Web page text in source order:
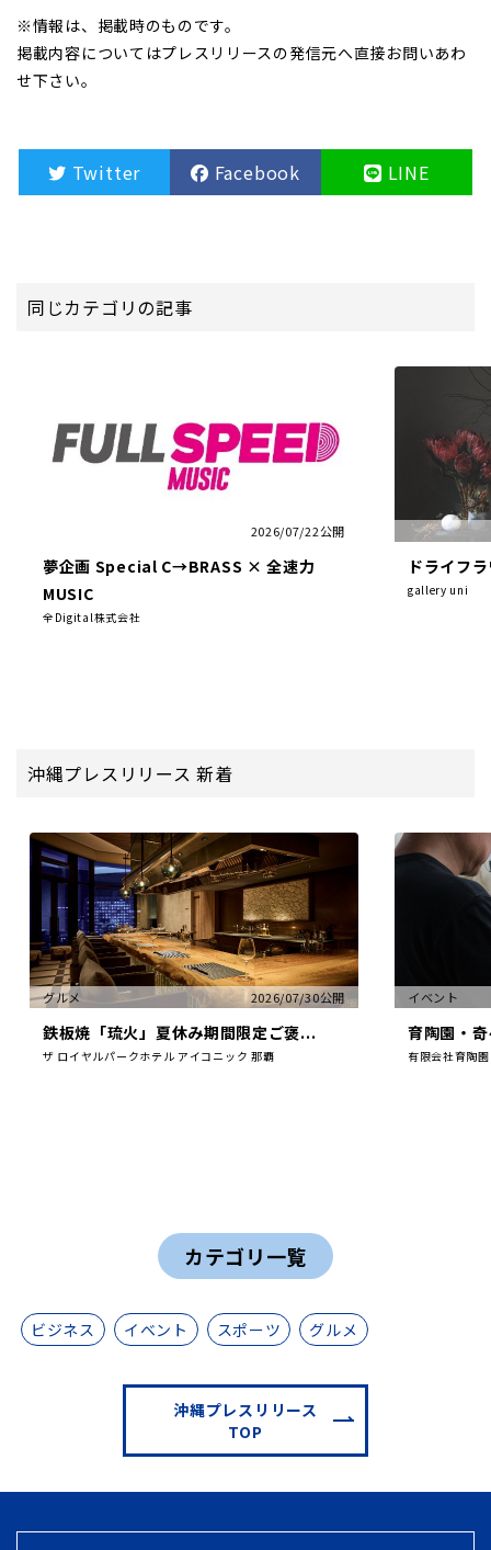
※情報は、掲載時のものです。
掲載内容についてはプレスリリースの発信元へ直接お問いあわ
せ下さい。
Twitter Facebook LINE
同じカテゴリの記事
2026/07/22公開
夢企画 Special C→BRASS × 全速力
MUSIC
全Digital株式会社
ドライフ
gallery uni
沖縄プレスリリース 新着
グルメ 2026/07/30公開
鉄板焼「琉火」夏休み期間限定ご褒...
ザ ロイヤルパークホテル アイコニック 那覇
イベント
育陶園・
有限会社育陶園
カテゴリ一覧
ビジネス イベント スポーツ グルメ
沖縄プレスリリース
TOP